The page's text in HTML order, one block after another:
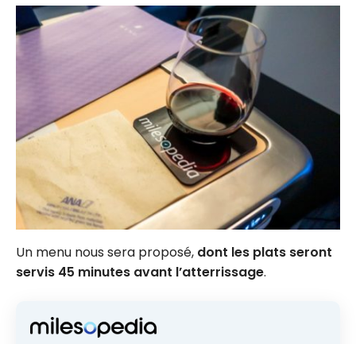
Un menu nous sera proposé, dont les plats seront
servis 45 minutes avant l’atterrissage.